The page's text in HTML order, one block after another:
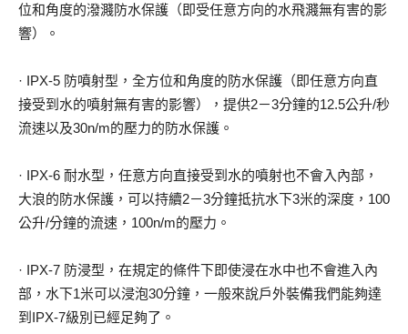
位和角度的潑濺防水保護（即受任意方向的水飛濺無有害的影
響）。
· IPX-5 防噴射型，全方位和角度的防水保護（即任意方向直
接受到水的噴射無有害的影響），提供2－3分鐘的12.5公升/秒
流速以及30n/m的壓力的防水保護。
· IPX-6 耐水型，任意方向直接受到水的噴射也不會入內部，
大浪的防水保護，可以持續2－3分鐘抵抗水下3米的深度，100
公升/分鐘的流速，100n/m的壓力。
· IPX-7 防浸型，在規定的條件下即使浸在水中也不會進入內
部，水下1米可以浸泡30分鐘，一般來說戶外裝備我們能夠達
到IPX-7級別已經足夠了。